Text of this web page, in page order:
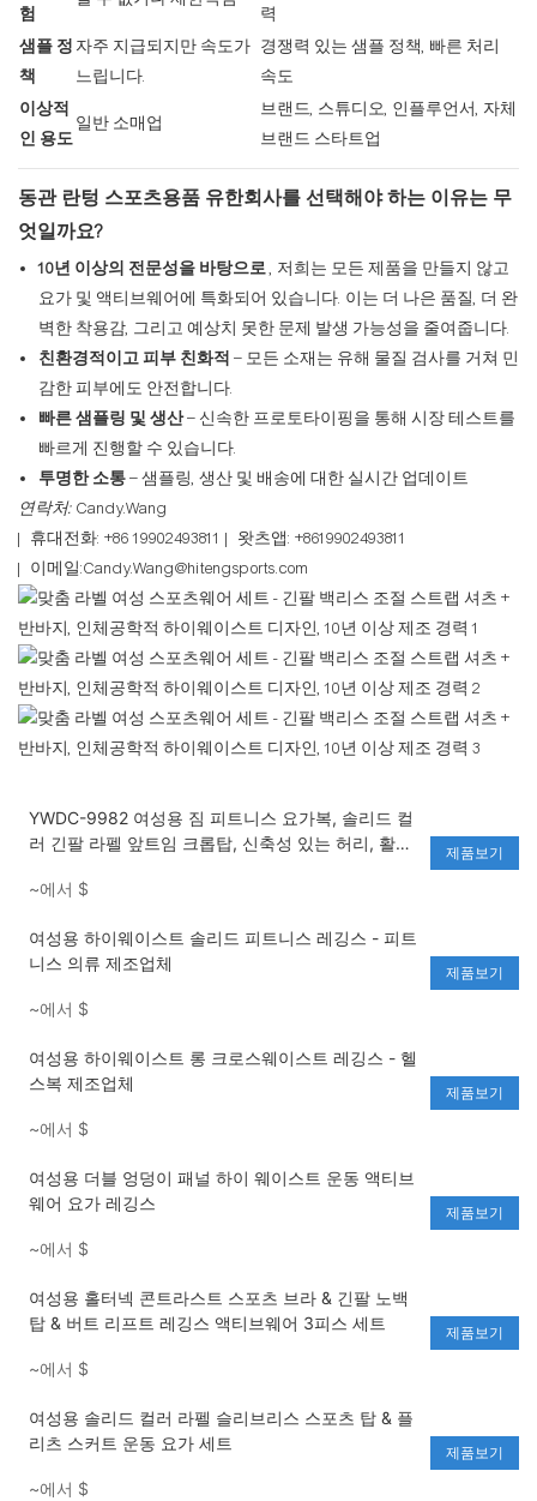
험
력
샘플 정
책
자주 지급되지만 속도가
느립니다.
경쟁력 있는 샘플 정책, 빠른 처리
속도
이상적
인 용도
일반 소매업
브랜드, 스튜디오, 인플루언서, 자체
브랜드 스타트업
동관 란텅 스포츠용품 유한회사를 선택해야 하는 이유는 무
엇일까요?
10년 이상의 전문성을 바탕으로, 저희는 모든 제품을 만들지 않고
요가 및 액티브웨어에 특화되어 있습니다. 이는 더 나은 품질, 더 완
벽한 착용감, 그리고 예상치 못한 문제 발생 가능성을 줄여줍니다.
친환경적이고 피부 친화적 – 모든 소재는 유해 물질 검사를 거쳐 민
감한 피부에도 안전합니다.
빠른 샘플링 및 생산– 신속한 프로토타이핑을 통해 시장 테스트를
빠르게 진행할 수 있습니다.
투명한 소통– 샘플링, 생산 및 배송에 대한 실시간 업데이트
연락처: Candy.Wang
| 휴대전화: +86 19902493811 | 왓츠앱: +8619902493811
| 이메일:Candy.Wang@hitengsports.com
YWDC-9982 여성용 짐 피트니스 요가복, 솔리드 컬
러 긴팔 라펠 앞트임 크롭탑, 신축성 있는 허리, 활동
~에서 $
제품보기
여성용 하이웨이스트 솔리드 피트니스 레깅스 - 피트
니스 의류 제조업체
~에서 $
제품보기
여성용 하이웨이스트 롱 크로스웨이스트 레깅스 - 헬
스복 제조업체
~에서 $
제품보기
여성용 더블 엉덩이 패널 하이 웨이스트 운동 액티브
웨어 요가 레깅스
~에서 $
제품보기
여성용 홀터넥 콘트라스트 스포츠 브라 & 긴팔 노백
탑 & 버트 리프트 레깅스 액티브웨어 3피스 세트
~에서 $
제품보기
여성용 솔리드 컬러 라펠 슬리브리스 스포츠 탑 & 플
리츠 스커트 운동 요가 세트
~에서 $
제품보기